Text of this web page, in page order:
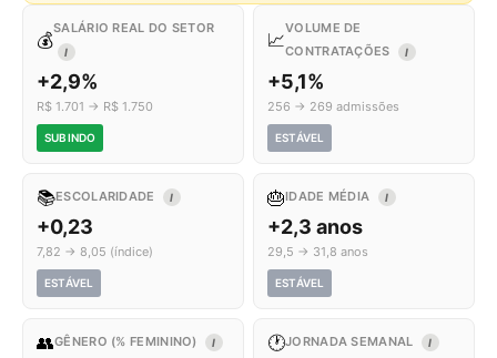
💰
SALÁRIO REAL DO SETOR
I
+2,9%
R$ 1.701 → R$ 1.750
SUBINDO
📈
VOLUME DE
CONTRATAÇÕES
I
+5,1%
256 → 269 admissões
ESTÁVEL
📚ESCOLARIDADE I
+0,23
7,82 → 8,05 (índice)
ESTÁVEL
🎂IDADE MÉDIA I
+2,3 anos
29,5 → 31,8 anos
ESTÁVEL
👥GÊNERO (% FEMININO) I 🕐JORNADA SEMANAL I